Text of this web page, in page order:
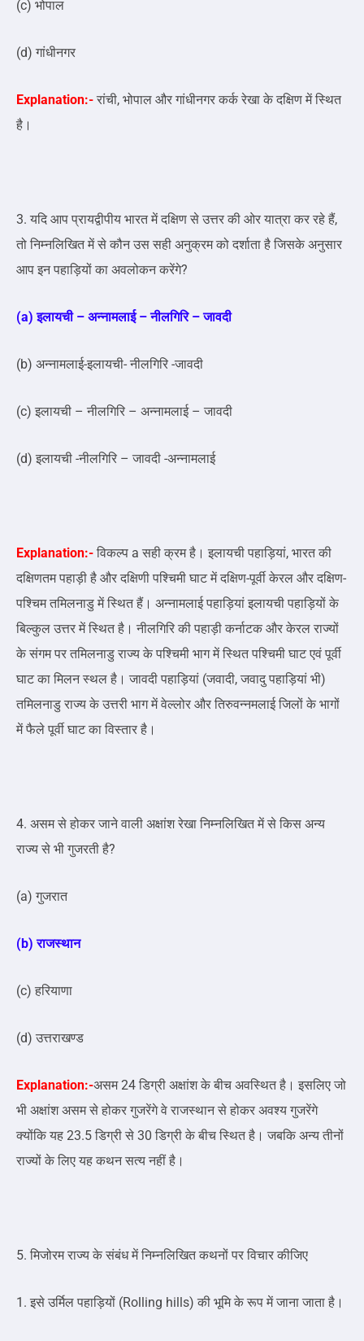
(c) भोपाल
(d) गांधीनगर
Explanation:- रांची, भोपाल और गांधीनगर कर्क रेखा के दक्षिण में स्थित
है।
3. यदि आप प्रायद्वीपीय भारत में दक्षिण से उत्तर की ओर यात्रा कर रहे हैं,
तो निम्नलिखित में से कौन उस सही अनुक्रम को दर्शाता है जिसके अनुसार
आप इन पहाड़ियों का अवलोकन करेंगे?
(a) इलायची – अन्नामलाई – नीलगिरि – जावदी
(b) अन्नामलाई-इलायची- नीलगिरि -जावदी
(c) इलायची – नीलगिरि – अन्नामलाई – जावदी
(d) इलायची -नीलगिरि – जावदी -अन्नामलाई
Explanation:- विकल्प a सही क्रम है। इलायची पहाड़ियां, भारत की
दक्षिणतम पहाड़ी है और दक्षिणी पश्चिमी घाट में दक्षिण-पूर्वी केरल और दक्षिण-
पश्चिम तमिलनाडु में स्थित हैं। अन्नामलाई पहाड़ियां इलायची पहाड़ियों के
बिल्कुल उत्तर में स्थित है। नीलगिरि की पहाड़ी कर्नाटक और केरल राज्यों
के संगम पर तमिलनाडु राज्य के पश्चिमी भाग में स्थित पश्चिमी घाट एवं पूर्वी
घाट का मिलन स्थल है। जावदी पहाड़ियां (जवादी, जवादु पहाड़ियां भी)
तमिलनाडु राज्य के उत्तरी भाग में वेल्लोर और तिरुवन्नमलाई जिलों के भागों
में फैले पूर्वी घाट का विस्तार है।
4. असम से होकर जाने वाली अक्षांश रेखा निम्नलिखित में से किस अन्य
राज्य से भी गुजरती है?
(a) गुजरात
(b) राजस्थान
(c) हरियाणा
(d) उत्तराखण्ड
Explanation:-असम 24 डिग्री अक्षांश के बीच अवस्थित है। इसलिए जो
भी अक्षांश असम से होकर गुजरेंगे वे राजस्थान से होकर अवश्य गुजरेंगे
क्योंकि यह 23.5 डिग्री से 30 डिग्री के बीच स्थित है। जबकि अन्य तीनों
राज्यों के लिए यह कथन सत्य नहीं है।
5. मिजोरम राज्य के संबंध में निम्नलिखित कथनों पर विचार कीजिए
1. इसे उर्मिल पहाड़ियों (Rolling hills) की भूमि के रूप में जाना जाता है।